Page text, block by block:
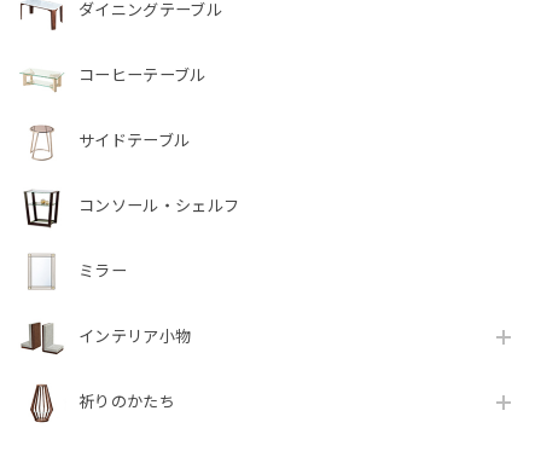
ダイニングテーブル
コーヒーテーブル
サイドテーブル
コンソール・シェルフ
ミラー
インテリア小物
祈りのかたち